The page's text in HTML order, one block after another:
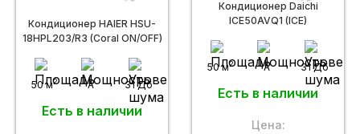
Кондиционер HAIER HSU-
18HPL203/R3 (Coral ON/OFF)
50 м2 A 31 Дб
Есть в наличии
Кондиционер Daichi
ICE50AVQ1 (ICE)
50 м2 A 31 Дб
Есть в наличии
Цена: